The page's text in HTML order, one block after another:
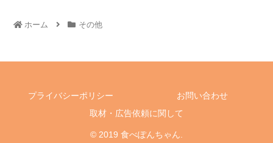
ホーム その他
プライバシーポリシー
お問い合わせ
取材・広告依頼に関して
© 2019 食べぽんちゃん.